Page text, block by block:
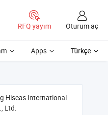
RFQ yayım Oturum aç
Apps Türkçe
Hiseas International
Ltd.